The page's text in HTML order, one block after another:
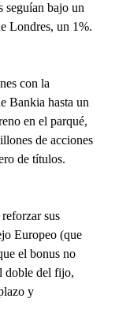
seguían bajo un
Londres, un 1%.
con la
Bankia hasta un
en el parqué,
de acciones
de títulos.
sus
Europeo (que
el bonus no
doble del fijo,
y